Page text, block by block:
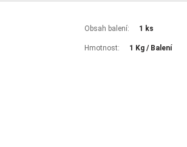
Obsah balení: 1 ks
Hmotnost: 1 Kg / Balení